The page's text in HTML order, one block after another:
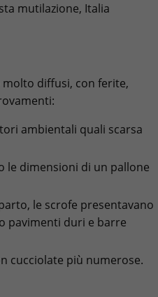
mutilazione, Italia
diffusi, con ferite,
ambientali quali scarsa
le dimensioni di un pallone
le scrofe presentavano
pavimenti duri e barre
cucciolate più numerose.